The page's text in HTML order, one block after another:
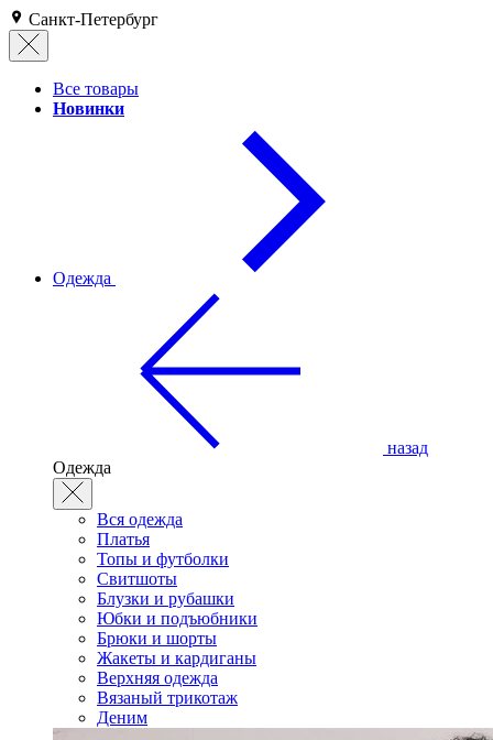
Санкт-Петербург
Все товары
Новинки
Одежда
назад
Одежда
Вся одежда
Платья
Топы и футболки
Свитшоты
Блузки и рубашки
Юбки и подъюбники
Брюки и шорты
Жакеты и кардиганы
Верхняя одежда
Вязаный трикотаж
Деним